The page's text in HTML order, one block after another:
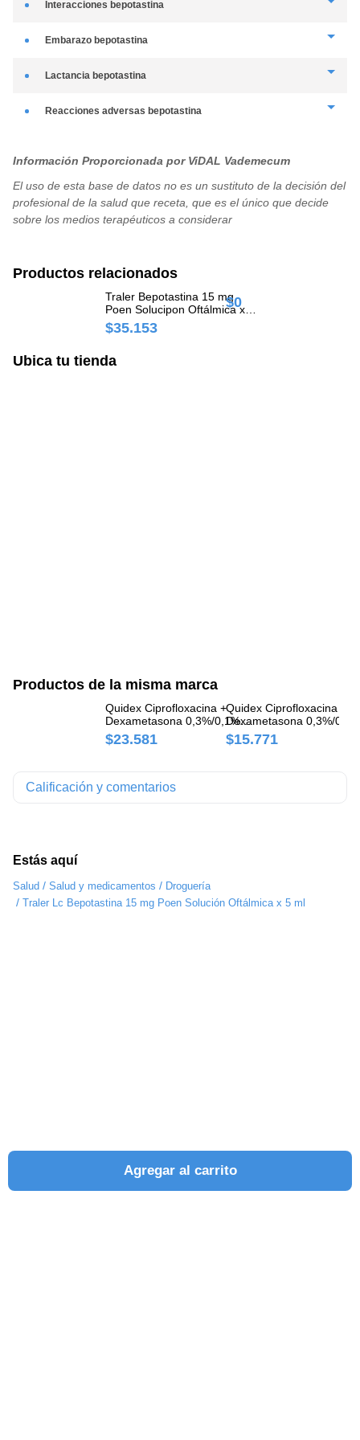
Estás aquí
Salud / Salud y medicamentos / Droguería
/ Traler Lc Bepotastina 15 mg Poen Solución Oftálmica x 5 ml
interacciones bepotastina
embarazo bepotastina
en mujeres embarazadas. Debido a que los estudios de reproducción en
debería ser usado en el embarazo sólo si el beneficio potencial para la
lactancia bepotastina
Debe tenerse especial cuidado se administre a mujeres en período de
reacciones adversas bepotastina
Información Proporcionada por ViDAL Vademecum
El uso de esta base de datos no es un sustituto de la decisión del
profesional de la salud que receta, que es el único que decide
sobre los medios terapéuticos a considerar
Productos relacionados
Traler Bepotastina 15 mg
Poen Solucipon Oftálmica x 5
ml
$35.153
$0
Ubica tu tienda
Productos de la misma marca
Quidex Ciprofloxacina +
Dexametasona 0,3%/0,1%
Poen Unngüento x 3,5 g
$23.581
Quidex Ciprofloxacina +
Dexametasona 0,3%/0,1%
Poen Suspensión
Frasco Gotas Frasco x 5
$15.771
Agregar al carrito
Calificación y comentarios